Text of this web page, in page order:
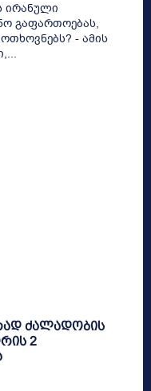
ირანული
გაფართოებას,
- ამის
ძალადობის
2